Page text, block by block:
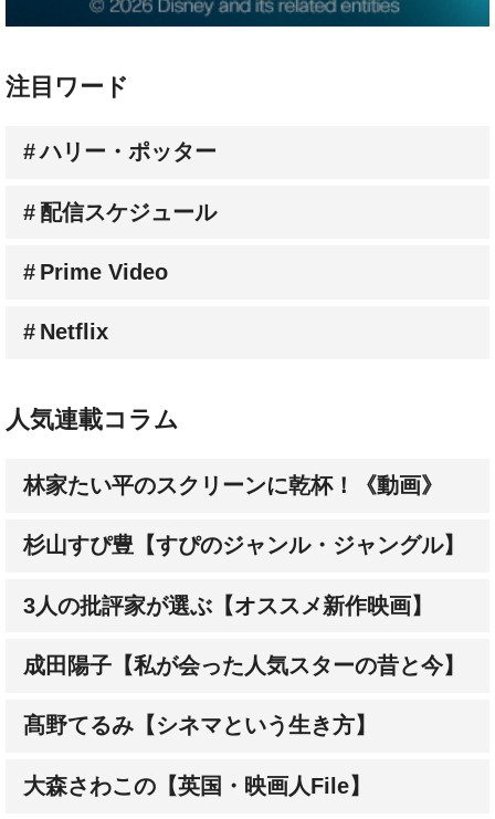
注目ワード
ハリー・ポッター
配信スケジュール
Prime Video
Netflix
林家たい平のスクリーンに乾杯！《動画》
杉山すぴ豊【すぴのジャンル・ジャングル】
3人の批評家が選ぶ【オススメ新作映画】
成田陽子【私が会った人気スターの昔と今】
髙野てるみ【シネマという生き方】
大森さわこの【英国・映画人File】
大森さわこの【英国の名コラボ】